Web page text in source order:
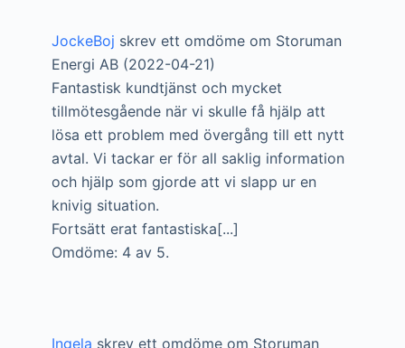
JockeBoj skrev ett omdöme om Storuman
Energi AB (2022-04-21)
Fantastisk kundtjänst och mycket
tillmötesgående när vi skulle få hjälp att
lösa ett problem med övergång till ett nytt
avtal. Vi tackar er för all saklig information
och hjälp som gjorde att vi slapp ur en
knivig situation.
Fortsätt erat fantastiska[...]
Omdöme: 4 av 5.
Ingela skrev ett omdöme om Storuman